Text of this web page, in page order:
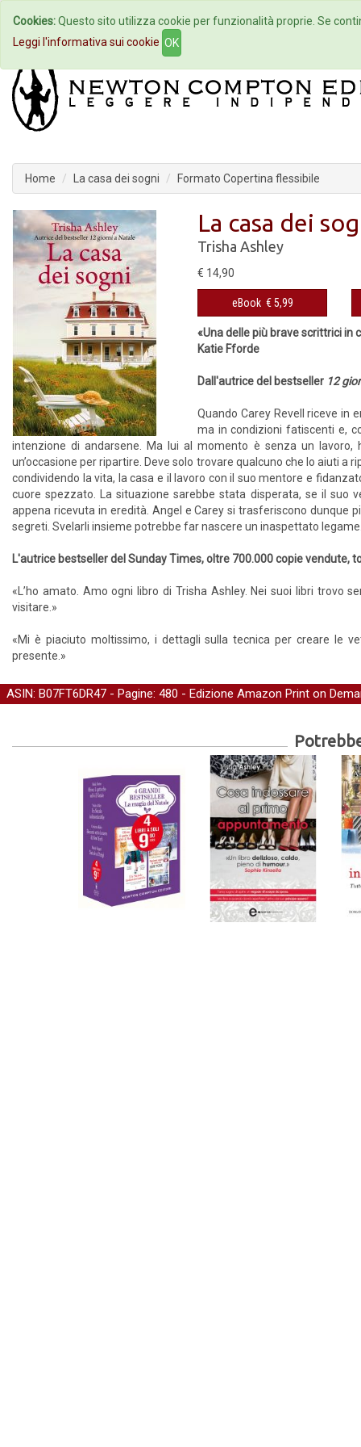
Home Autori Eventi
Home La casa dei sogni Formato Copertina flessibile
La casa dei
Trisha Ashley
€ 14,90
eBook € 5,99
«Una delle più brave scrittrici in
Katie Fforde
Dall'autrice del bestseller 12
Quando Carey Revell riceve in
ma in condizioni fatiscenti e,
intenzione di andarsene. Ma lui al momento è senza un
un’occasione per ripartire. Deve solo trovare qualcuno che lo aiuti
condividendo la vita, la casa e il lavoro con il suo mentore e
cuore spezzato. La situazione sarebbe stata disperata, se il suo
appena ricevuta in eredità. Angel e Carey si trasferiscono dunque
segreti. Svelarli insieme potrebbe far nascere un inaspettato
L'autrice bestseller del Sunday Times, oltre 700.000 copie vendute,
«L’ho amato. Amo ogni libro di Trisha Ashley. Nei suoi libri trovo
visitare.»
«Mi è piaciuto moltissimo, i dettagli sulla tecnica per creare le
presente.»
ASIN: B07FT6DR47 - Pagine: 480 - Edizione Amazon Print on
Cookies:Questo sito utilizza cookie per funzionalità proprie. Se
Leggi l'informativa sui cookie OK